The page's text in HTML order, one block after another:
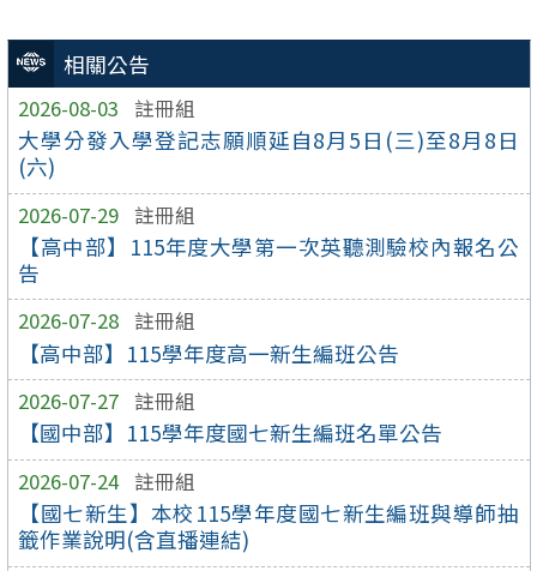
相關公告
2026-08-03 註冊組
大學分發入學登記志願順延自8月5日(三)至8月8日
(六)
2026-07-29 註冊組
【高中部】115年度大學第一次英聽測驗校內報名公
告
2026-07-28 註冊組
【高中部】115學年度高一新生編班公告
2026-07-27 註冊組
【國中部】115學年度國七新生編班名單公告
2026-07-24 註冊組
【國七新生】本校115學年度國七新生編班與導師抽
籤作業說明(含直播連結)